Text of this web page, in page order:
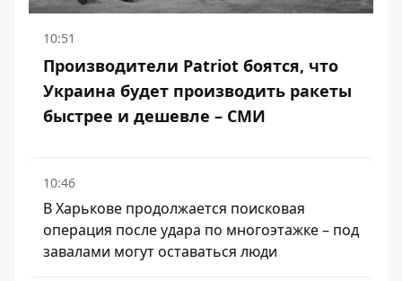
10:51
Производители Patriot боятся, что
Украина будет производить ракеты
быстрее и дешевле – СМИ
10:46
В Харькове продолжается поисковая
операция после удара по многоэтажке – под
завалами могут оставаться люди